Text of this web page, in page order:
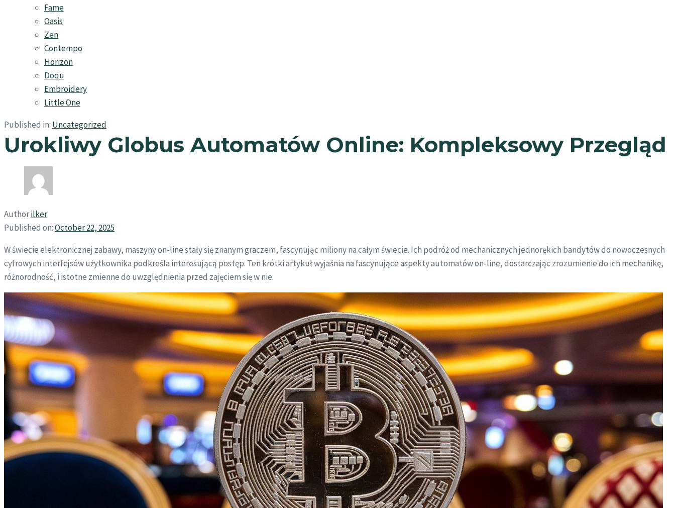
Fame
Oasis
Zen
Contempo
Horizon
Doqu
Embroidery
Little One
Published in: Uncategorized
Urokliwy Globus Automatów Online: Kompleksowy Przegląd
Authorilker
Published on:October 22, 2025
W świecie elektronicznej zabawy, maszyny on-line stały się znanym graczem, fascynując miliony na całym świecie. Ich podróż od mechanicznych jednorękich bandytów do nowoczesnych
cyfrowych interfejsów użytkownika podkreśla interesującą postęp. Ten krótki artykuł wyjaśnia na fascynujące aspekty automatów on-line, dostarczając zrozumienie do ich mechanikę,
różnorodność, i istotne zmienne do uwzględnienia przed zajęciem się w nie.